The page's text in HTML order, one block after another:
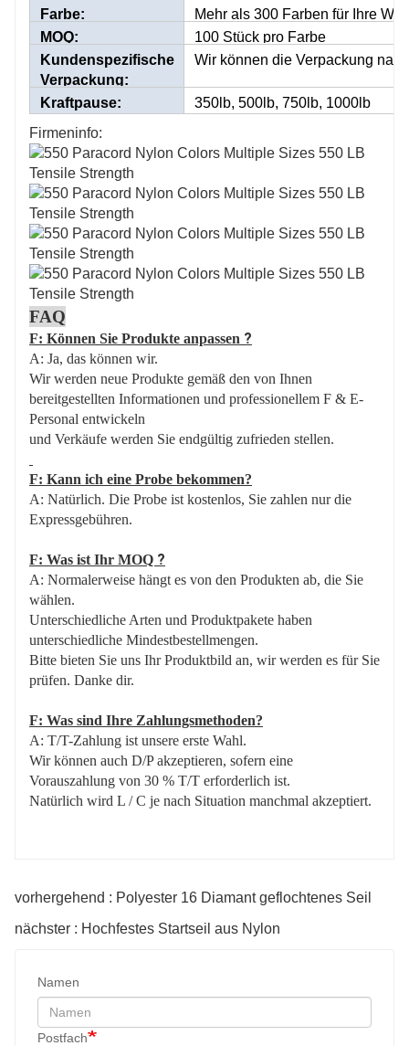
Farbe:
Mehr als 300 Farben für Ihre
MOQ:
100 Stück pro Farbe
Kundenspezifische
Verpackung:
Wir können die Verpackung
Kraftpause:
350lb, 500lb, 750lb, 1000lb
Firmeninfo:
FAQ
F: Können Sie Produkte anpassen ?
A: Ja, das können wir.
Wir werden neue Produkte gemäß den von Ihnen
bereitgestellten Informationen und professionellem F & E-
Personal entwickeln
und Verkäufe werden Sie endgültig zufrieden stellen.
F: Kann ich eine Probe bekommen?
A: Natürlich. Die Probe ist kostenlos, Sie zahlen nur die
Expressgebühren.
F: Was ist Ihr MOQ ?
A: Normalerweise hängt es von den Produkten ab, die Sie
wählen.
Unterschiedliche Arten und Produktpakete haben
unterschiedliche Mindestbestellmengen.
Bitte bieten Sie uns Ihr Produktbild an, wir werden es für Sie
prüfen. Danke dir.
F: Was sind Ihre Zahlungsmethoden?
A: T/T-Zahlung ist unsere erste Wahl.
Wir können auch D/P akzeptieren, sofern eine
Vorauszahlung von 30 % T/T erforderlich ist.
Natürlich wird L / C je nach Situation manchmal akzeptiert.
vorhergehend : Polyester 16 Diamant geflochtenes Seil
nächster : Hochfestes Startseil aus Nylon
Namen
Postfach